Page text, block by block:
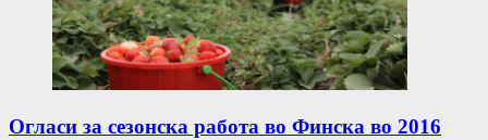
Огласи за сезонска работа во Финска во 2016